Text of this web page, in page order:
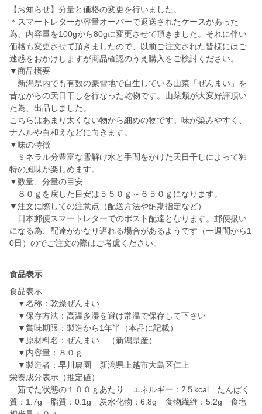
【お知らせ】分量と価格の変更を行いました。
＊スマートレターが容量オーバーで返送されたケースがあった
為、内容量を100gから80gに変更させて頂きました。それに伴い
価格も変更させて頂きましたので、以前ご注文された皆様にはご
迷惑をおかけしますが商品確認のうえ購入をご検討ください。
▼商品概要
新潟県内でも有数の豪雪地で自生している山菜「ぜんまい」を
昔ながらの天日干しを行なった乾物です。山菜類が大変好評頂い
た為、出品しました。
こちらはあまり太くない物から細めの物です。味が染みやすく、
ナムルや白和えなどに向きます。
▼味の特徴
ミネラル分豊富な雪解け水と手間をかけた天日干しによって独
特の風味が楽しめます。
▼数量、分量の目安
８０ｇを戻した目安は５５０ｇ～６５０ｇになります。
▼注文に際しての注意点（配送方法や納期指定など）
日本郵便スマートレターでのポスト配達となります。郵便扱い
になる為、配達がかなり遅れる場合があるようです（一週間から1
0日）のでご注文の際はご考慮ください。
食品表示
食品表示
▼名称：乾燥ぜんまい
▼保存方法：高温多湿を避け常温で保存して下さい
▼賞味期限：製造から1年半（本品に記載）
▼原材料名：ぜんまい （新潟県産）
▼内容量：８０ｇ
▼製造者：早川農園 新潟県上越市大島区仁上
栄養成分表示（推定値）
茹でた状態の１００ｇあたり エネルギー：2５kcal たんぱく
質：1.7g 脂質：0.1g 炭水化物：6.8g 食物繊維：5.2g 食塩